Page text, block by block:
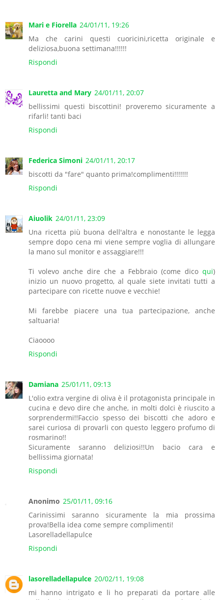
Mari e Fiorella 24/01/11, 19:26
Ma che carini questi cuoricini,ricetta originale e
deliziosa,buona settimana!!!!!!
Rispondi
Lauretta and Mary 24/01/11, 20:07
bellissimi questi biscottini! proveremo sicuramente a
rifarli! tanti baci
Rispondi
Federica Simoni 24/01/11, 20:17
biscotti da "fare" quanto prima!complimenti!!!!!!!
Rispondi
Aiuolik 24/01/11, 23:09
Una ricetta più buona dell'altra e nonostante le legga
sempre dopo cena mi viene sempre voglia di allungare
la mano sul monitor e assaggiare!!!
Ti volevo anche dire che a Febbraio (come dico qui)
inizio un nuovo progetto, al quale siete invitati tutti a
partecipare con ricette nuove e vecchie!
Mi farebbe piacere una tua partecipazione, anche
saltuaria!
Ciaoooo
Rispondi
Damiana 25/01/11, 09:13
L'olio extra vergine di oliva è il protagonista principale in
cucina e devo dire che anche, in molti dolci è riuscito a
sorprendermi!!Faccio spesso dei biscotti che adoro e
sarei curiosa di provarli con questo leggero profumo di
rosmarino!!
Sicuramente saranno deliziosi!!Un bacio cara e
bellissima giornata!
Rispondi
Anonimo 25/01/11, 09:16
Carinissimi saranno sicuramente la mia prossima
prova!Bella idea come sempre complimenti!
Lasorelladellapulce
Rispondi
lasorelladellapulce 20/02/11, 19:08
mi hanno intrigato e li ho preparati da portare alle